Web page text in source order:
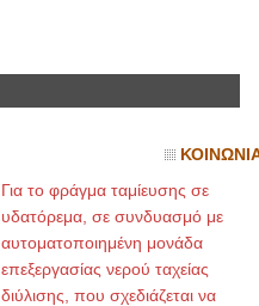
Για το φράγμα ταμίευσης σε
υδατόρεμα, σε συνδυασμό με
αυτοματοποιημένη μονάδα
επεξεργασίας νερού ταχείας
διύλισης, που σχεδιάζεται να